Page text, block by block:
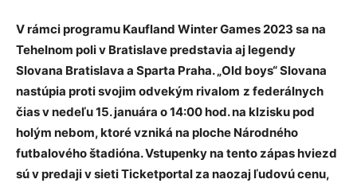
V rámci programu Kaufland Winter Games 2023 sa na
Tehelnom poli v Bratislave predstavia aj legendy
Slovana Bratislava a Sparta Praha. „Old boys“ Slovana
nastúpia proti svojim odvekým rivalom z federálnych
čias v nedeľu 15. januára o 14:00 hod. na klzisku pod
holým nebom, ktoré vzniká na ploche Národného
futbalového štadióna. Vstupenky na tento zápas hviezd
sú v predaji v sieti Ticketportal za naozaj ľudovú cenu,